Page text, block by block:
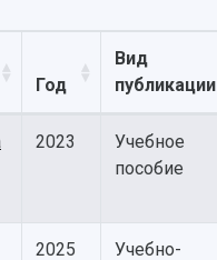
Год
Вид
публикации
2023
Учебное
пособие
2025
Учебно-